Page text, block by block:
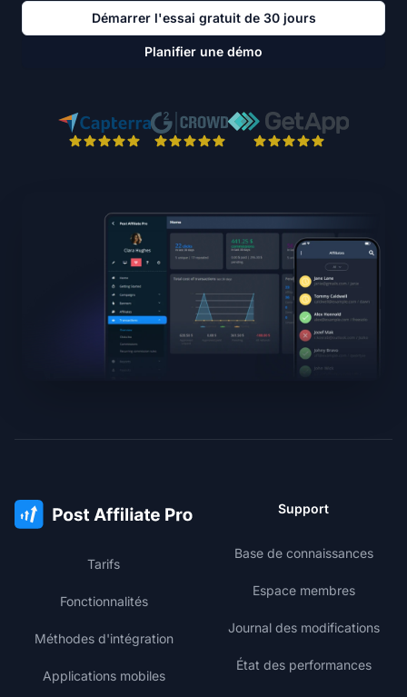
Démarrer l'essai gratuit de 30 jours
Planifier une démo
Tarifs
Fonctionnalités
Méthodes d'intégration
Applications mobiles
Support
Base de connaissances
Espace membres
Journal des modifications
État des performances